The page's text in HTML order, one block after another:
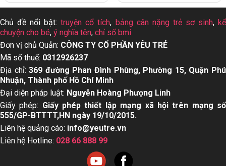
Chủ đề nổi bật:truyện cổ tích, bảng cân nặng trẻ sơ sinh,kể
chuyện cho bé, ý nghĩa tên, chỉ số bmi
Đơn vị chủ Quản: CÔNG TY CỔ PHẦN YÊU TRẺ
Mã số thuế: 0312926237
Địa chỉ:369 đường Phan Đình Phùng, Phường 15, Quận Phú
Nhuận, Thành phố Hồ Chí Minh
Đại diện pháp luật: Nguyễn Hoàng Phượng Linh
Giấy phép: Giấy phép thiết lập mạng xã hội trên mạng số
555/GP-BTTTT,HN ngày 19/10/2015.
Liên hệ quảng cáo: info@yeutre.vn
Liên hệ Hotline: 028 66 888 99